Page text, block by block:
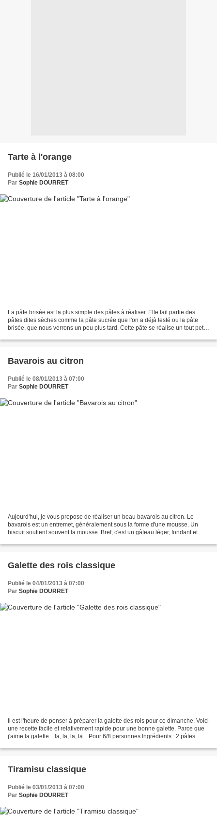
Tarte à l'orange
Publié le 16/01/2013 à 08:00
Par Sophie DOURRET
La pâte brisée est la plus simple des pâtes à réaliser. Elle fait partie des
pâtes dites sèches comme la pâte sucrée que l'on a déjà testé ou la pâte
brisée, que nous verrons un peu plus tard. Cette pâte se réalise un tout petit
Bavarois au citron
Publié le 08/01/2013 à 07:00
Par Sophie DOURRET
Aujourd'hui, je vous propose de réaliser un beau bavarois au citron. Le
bavarois est un entremet, généralement sous la forme d'une mousse. Un
biscuit soutient souvent la mousse. Bref, c'est un gâteau léger, fondant et
Galette des rois classique
Publié le 04/01/2013 à 07:00
Par Sophie DOURRET
Il est l'heure de penser à préparer la galette des rois pour ce dimanche. Voici
une recette facile et relativement rapide pour une bonne galette. Parce que
j'aime la galette... la, la, la, la... Pour 6/8 personnes Ingrédients : 2 pâtes
Tiramisu classique
Publié le 03/01/2013 à 07:00
Par Sophie DOURRET